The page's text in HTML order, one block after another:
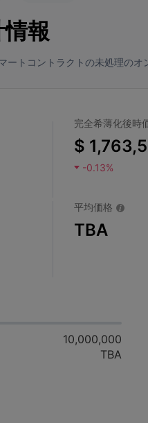
報
ートコントラクトの未処理のオ
完全希薄化後時
$
-0.13%
平均価格
TBA
10,000,000
TBA